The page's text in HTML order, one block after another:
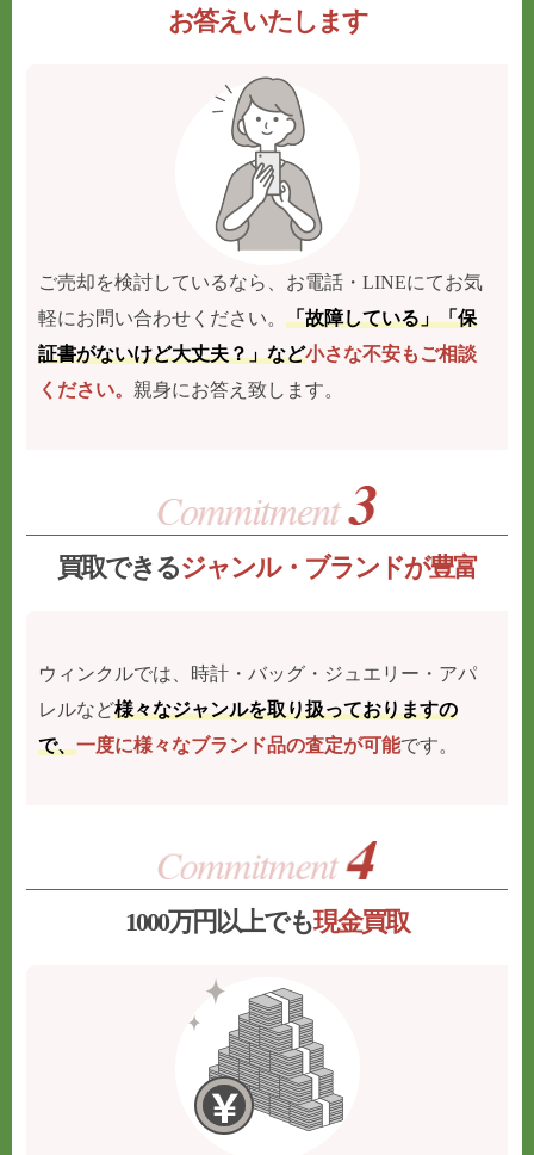
お答えいたします
ご売却を検討しているなら、お電話・LINEにてお気
軽にお問い合わせください。「故障している」「保
証書がないけど大丈夫？」など小さな不安もご相談
ください。 親身にお答え致します。
買取できるジャンル・ブランドが豊富
ウィンクルでは、時計・バッグ・ジュエリー・アパ
レルなど様々なジャンルを取り扱っておりますの
で、一度に様々なブランド品の査定が可能です。
1000万円以上でも現金買取